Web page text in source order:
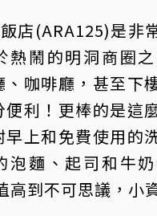
店(ARA125)是非
熱鬧的明洞商圈
、咖啡廳，甚至下
利！更棒的是這
早上和免費使用的
泡麵、起司和牛
高到不可思議，小